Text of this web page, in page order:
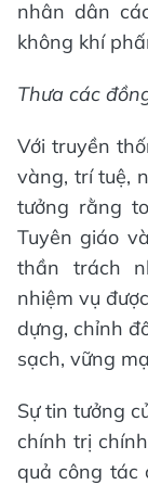
nhân dân
không khí
Thưa các
Với truyền
vàng, trí tuệ,
tưởng rằng
Tuyên giáo
thần trách
nhiệm vụ
dựng, chỉnh
sạch, vững
Sự tin tưởng
chính trị
quả công tác